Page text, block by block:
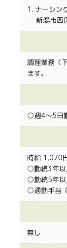
1. ナーシン
新潟市西
調理業務（
ます。
○週4〜5日
時給 1,070
○勤続3年以
○勤続5年以
○通勤手当
無し